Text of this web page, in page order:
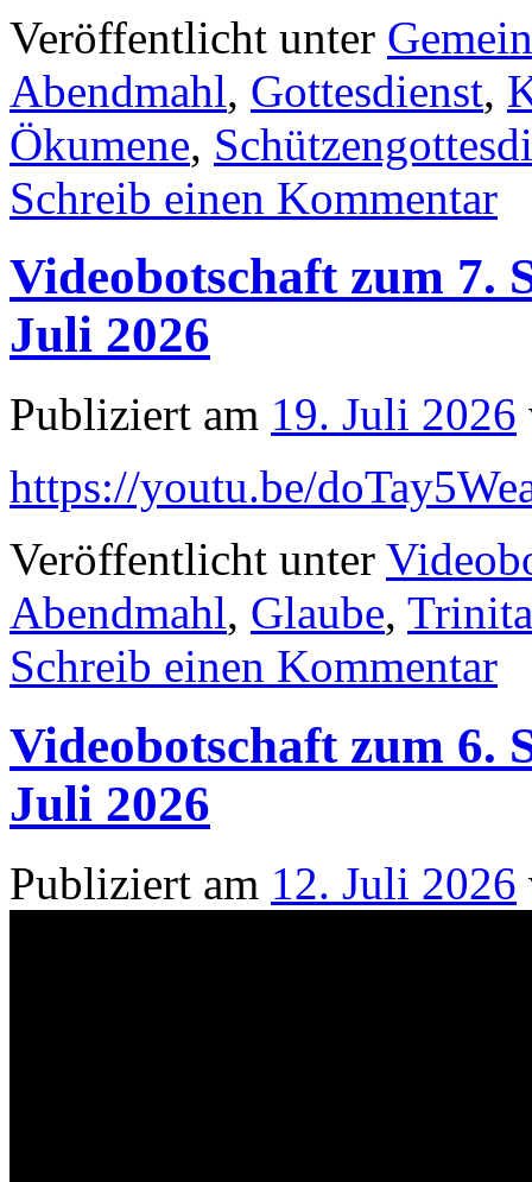
Veröffentlicht unter
Abendmahl, Gottesdienst,
Ökumene,
Schreib einen Kommentar
Videobotschaft zum 7.
Juli 2026
Publiziert am 19. Juli 2026
https://youtu.be/
Veröffentlicht unter
Abendmahl, Glaube,
Schreib einen Kommentar
Videobotschaft zum 6.
Juli 2026
Publiziert am 12. Juli 2026